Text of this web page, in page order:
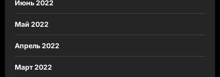
Июнь 2022
Май 2022
Апрель 2022
Март 2022